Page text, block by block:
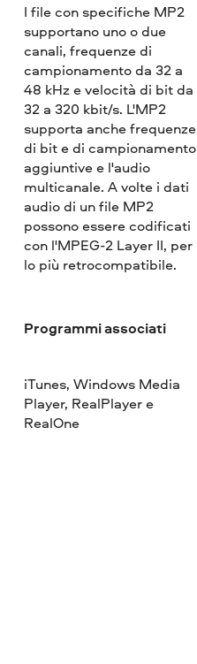
I file con specifiche MP2
supportano uno o due
canali, frequenze di
campionamento da 32 a
48 kHz e velocità di bit da
32 a 320 kbit/s. L'MP2
supporta anche frequenze
di bit e di campionamento
aggiuntive e l'audio
multicanale. A volte i dati
audio di un file MP2
possono essere codificati
con l'MPEG-2 Layer II, per
lo più retrocompatibile.
Programmi associati
iTunes, Windows Media
Player, RealPlayer e
RealOne